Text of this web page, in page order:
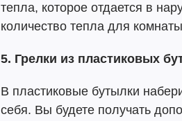
тепла, которое отдается в
количество тепла для
5. Грелки из пластиковых
В пластиковые бутылки
себя. Вы будете получать